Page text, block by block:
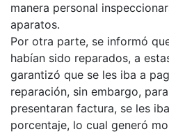
manera personal
aparatos.
Por otra parte, se informó
habían sido reparados, a
garantizó que se les iba a
reparación, sin embargo,
presentaran factura, se les
porcentaje, lo cual generó